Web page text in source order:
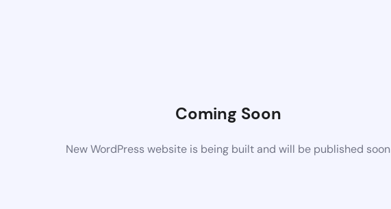
Coming Soon
New WordPress website is being built and will be published soon